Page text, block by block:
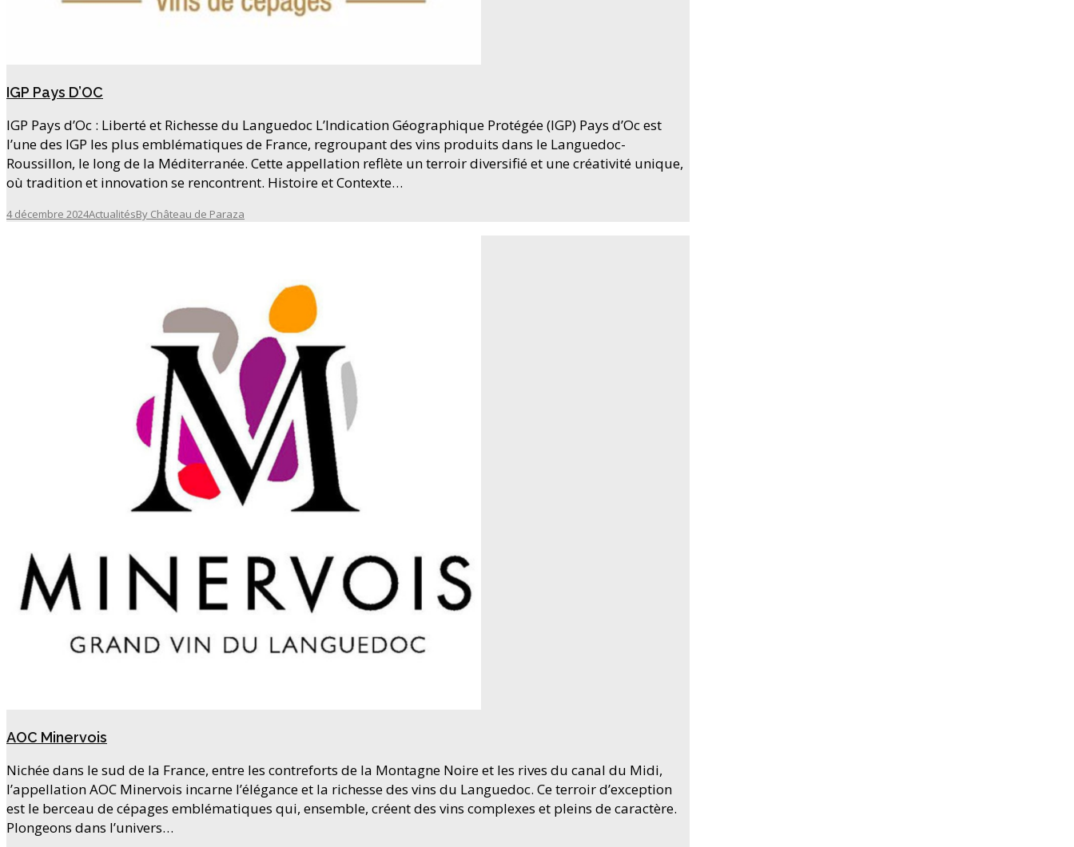
IGP Pays D’OC
IGP Pays d’Oc : Liberté et Richesse du Languedoc L’Indication Géographique Protégée (IGP) Pays d’Oc est
l’une des IGP les plus emblématiques de France, regroupant des vins produits dans le Languedoc-
Roussillon, le long de la Méditerranée. Cette appellation reflète un terroir diversifié et une créativité unique,
où tradition et innovation se rencontrent. Histoire et Contexte…
4 décembre 2024ActualitésBy Château de Paraza
AOC Minervois
Nichée dans le sud de la France, entre les contreforts de la Montagne Noire et les rives du canal du Midi,
l’appellation AOC Minervois incarne l’élégance et la richesse des vins du Languedoc. Ce terroir d’exception
est le berceau de cépages emblématiques qui, ensemble, créent des vins complexes et pleins de caractère.
Plongeons dans l’univers…